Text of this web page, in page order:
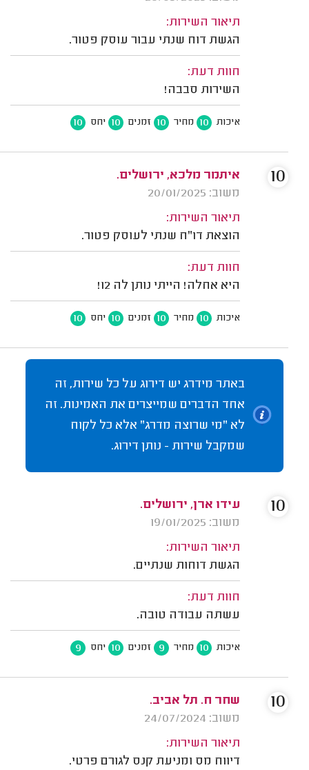
תיאור השירות:
הגשת דוח שנתי עבור עוסק פטור.
חוות דעת:
השירות סבבה!
איכות 10 מחיר 10 זמנים 10 יחס 10
איתמר מלכא, ירושלים.
משוב: 20/01/2025
תיאור השירות:
הוצאת דו"ח שנתי לעוסק פטור.
חוות דעת:
היא אחלה! הייתי נותן לה 12!
איכות 10 מחיר 10 זמנים 10 יחס 10
10
באתר מידרג יש דירוג על כל שירות, זה
אחד הדברים שמייצרים את האמינות. זה
לא "מי שרוצה מדרג" אלא כל לקוח
שמקבל שירות - נותן דירוג.
עידו ארן, ירושלים.
משוב: 19/01/2025
תיאור השירות:
הגשת דוחות שנתיים.
חוות דעת:
עשתה עבודה טובה.
איכות 10 מחיר 9 זמנים 10 יחס 9
10
שחר ח. תל אביב.
משוב: 24/07/2024
תיאור השירות:
דיווח מס ומניעת קנס לגורם פרטי.
10